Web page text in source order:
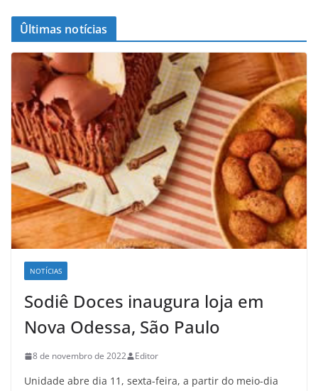
Ûltimas notícias
NOTÍCIAS
Sodiê Doces inaugura loja em
Nova Odessa, São Paulo
8 de novembro de 2022 Editor
Unidade abre dia 11, sexta-feira, a partir do meio-dia